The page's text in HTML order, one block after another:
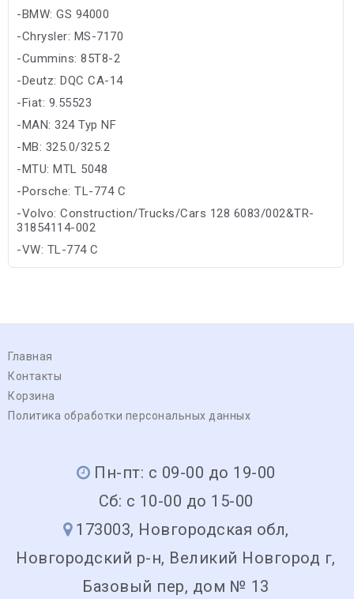
-BMW: GS 94000
-Chrysler: MS-7170
-Cummins: 85T8-2
-Deutz: DQC CA-14
-Fiat: 9.55523
-MAN: 324 Typ NF
-MB: 325.0/325.2
-MTU: MTL 5048
-Porsche: TL-774 C
-Volvo: Construction/Trucks/Cars 128 6083/002&TR-
31854114-002
-VW: TL-774 C
-Toyota: Toyota Motor Corporation
Главная
Контакты
Корзина
Политика обработки персональных данных
Пн-пт: с 09-00 до 19-00
Сб: с 10-00 до 15-00
173003, Новгородская обл,
Новгородский р-н, Великий Новгород г,
Базовый пер, дом № 13